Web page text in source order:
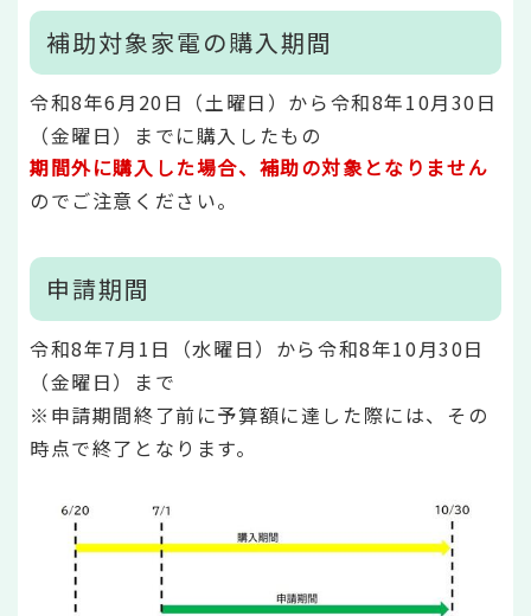
補助対象家電の購入期間
令和8年6月20日（土曜日）から令和8年10月30日
（金曜日）までに購入したもの
期間外に購入した場合、補助の対象となりません
のでご注意ください。
申請期間
令和8年7月1日（水曜日）から令和8年10月30日
（金曜日）まで
※申請期間終了前に予算額に達した際には、その
時点で終了となります。